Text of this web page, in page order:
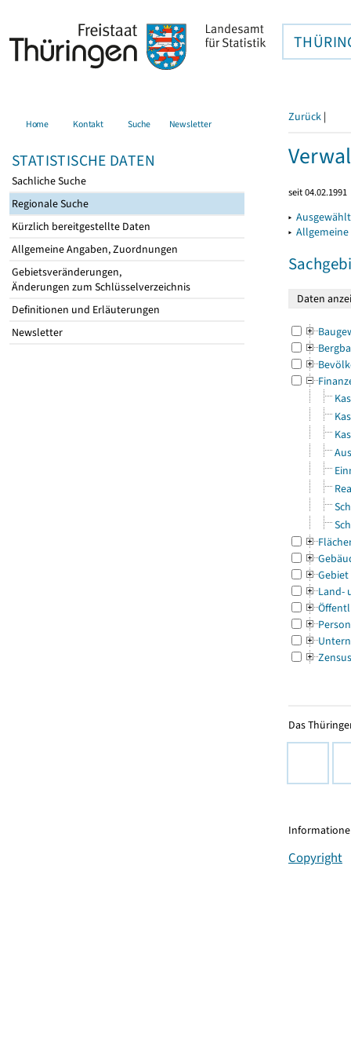
Home Kontakt Suche Newsletter
STATISTISCHE DATEN
Sachliche Suche
Regionale Suche
Kürzlich bereitgestellte Daten
Allgemeine Angaben, Zuordnungen
Gebietsveränderungen,
Änderungen zum Schlüsselverzeichnis
Definitionen und Erläuterungen
Newsletter
Zurück |
seit 04.02.1991
▸
▸
Gebiet
Land-
Zensus
Das
Copyright